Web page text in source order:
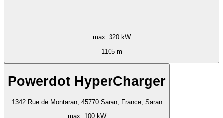
max. 320 kW
1105 m
Powerdot HyperCharger
1342 Rue de Montaran, 45770 Saran, France, Saran
max. 100 kW